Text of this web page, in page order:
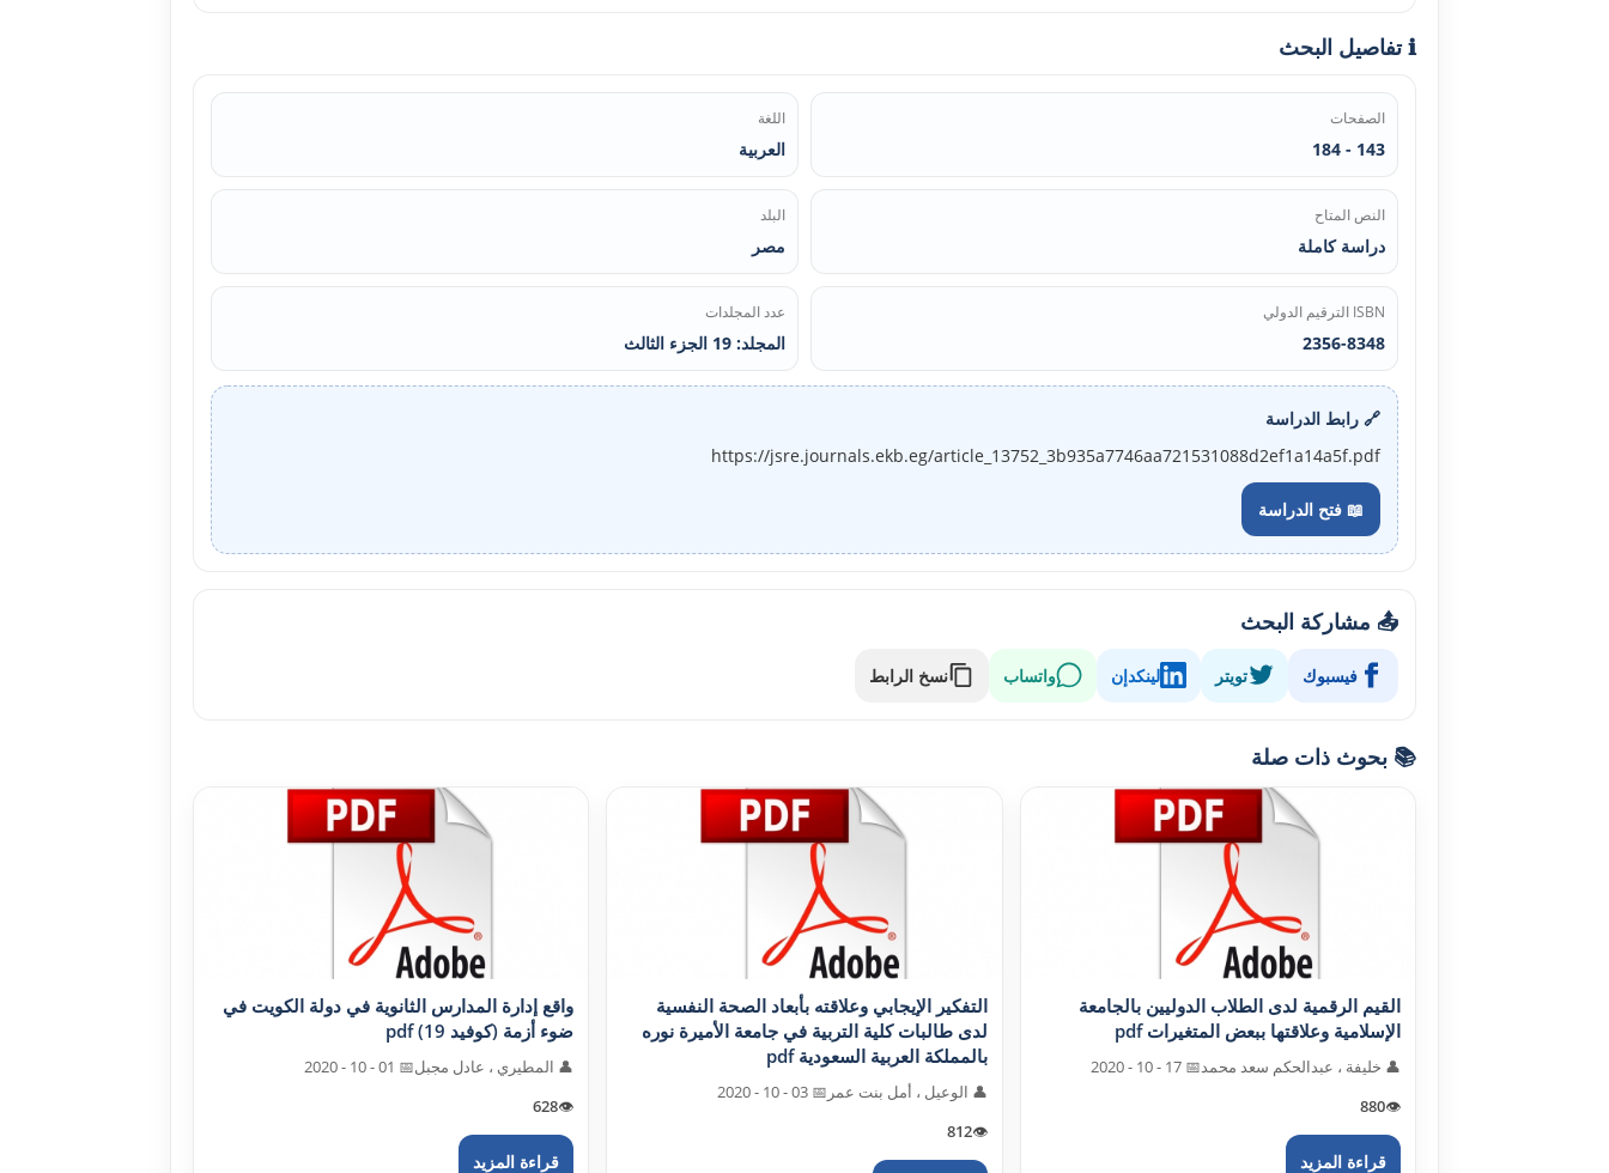
ℹ️ تفاصيل البحث
الصفحات
143 - 184
اللغة
العربية
النص المتاح
دراسة كاملة
البلد
مصر
ISBN الترقيم الدولي
2356-8348
عدد المجلدات
المجلد: 19 الجزء الثالث
🔗 رابط الدراسة
https://jsre.journals.ekb.eg/article_13752_3b935a7746aa721531088d2ef1a14a5f.pdf
📖 فتح الدراسة
📤 مشاركة البحث
فيسبوك تويتر لينكدإن واتساب نسخ الرابط
📚 بحوث ذات صلة
القيم الرقمية لدى الطلاب الدوليين بالجامعة
الإسلامية وعلاقتها ببعض المتغيرات pdf
👤 خليفة ، عبدالحکم سعد محمد📅 17 - 10 - 2020
👁️
880
قراءة المزيد
التفکير الإيجابي وعلاقته بأبعاد الصحة النفسية
لدى طالبات کلية التربية في جامعة الأميرة نوره
بالمملکة العربية السعودية pdf
👤 الوعيل ، أمل بنت عمر 📅 03 - 10 - 2020
👁️
812
واقع إدارة المدارس الثانوية في دولة الکويت في
ضوء أزمة (کوفيد 19) pdf
👤 المطيري ، عادل مجبل📅 01 - 10 - 2020
👁️
628
قراءة المزيد